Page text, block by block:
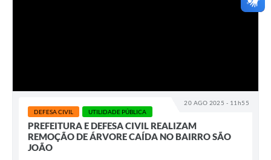
20 AGO 2025 - 11h55
DEFESA CIVIL
UTILIDADE PÚBLICA
PREFEITURA E DEFESA CIVIL REALIZAM
REMOÇÃO DE ÁRVORE CAÍDA NO BAIRRO SÃO
JOÃO